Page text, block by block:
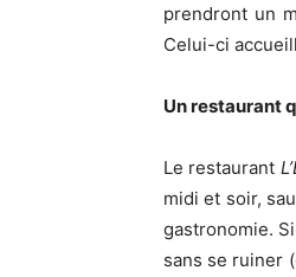
prendront un
Celui-ci
Un restaurant
Le restaurant
midi et soir,
gastronomie.
sans se ruiner